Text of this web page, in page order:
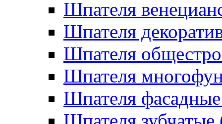
Шпателя
Шпателя
Шпателя
Шпателя
Шпателя